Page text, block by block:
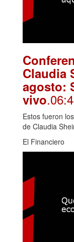
Claudia
agosto:
vivo
Estos fueron
de Claudia
El Financiero